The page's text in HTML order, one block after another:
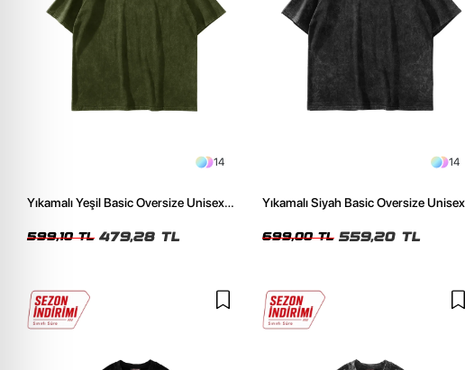
14
Yıkamalı Yeşil Basic Oversize Unisex
599,10 TL 479,28 TL
14
Yıkamalı Siyah Basic Oversize Unisex
699,00 TL 559,20 TL